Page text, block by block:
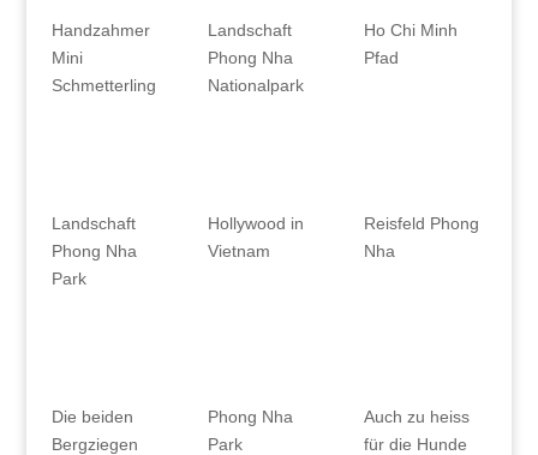
Handzahmer
Mini
Schmetterling
Landschaft
Phong Nha
Nationalpark
Ho Chi Minh
Pfad
Landschaft
Phong Nha
Park
Hollywood in
Vietnam
Reisfeld Phong
Nha
Die beiden
Bergziegen
Phong Nha
Park
Auch zu heiss
für die Hunde